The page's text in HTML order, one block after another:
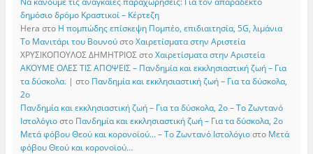
δημόσιο δρόμο Κραστικοί – Κέρτεζη
Hera στο Η πομπώδης επίσκεψη Πομπέο, επιδιαιτησία, 5G, λιμάνια
Το Μανιτάρι του ΒουνούστοΧαιρετίσματα στην Αριστεία
ΧΡΥΣΙΚΟΠΟΥΛΟΣ ΔΗΜΗΤΡΙΟΣστοΧαιρετίσματα στην Αριστεία
ΑΚΟΥΜΕ ΟΛΕΣ ΤΙΣ ΑΠΟΨΕΙΣ – Πανδημία και εκκλησιαστική ζωή – Για
τα δύσκολα. | στο Πανδημία και εκκλησιαστική ζωή – Για τα δύσκολα,
2ο
Πανδημία και εκκλησιαστική ζωή – Για τα δύσκολα, 2ο – Το Zωντανό
Iστολόγιοστο Πανδημία και εκκλησιαστική ζωή – Για τα δύσκολα, 2ο
Μετά φόβου Θεού και κορονοϊού… – Το Zωντανό Iστολόγιοστο Μετά
φόβου Θεού και κορονοϊού…